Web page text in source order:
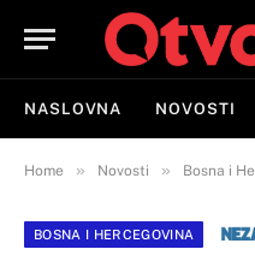
NASLOVNA NOVOSTI
Home » Novosti » Bosna i
BOSNA I HERCEGOVINA